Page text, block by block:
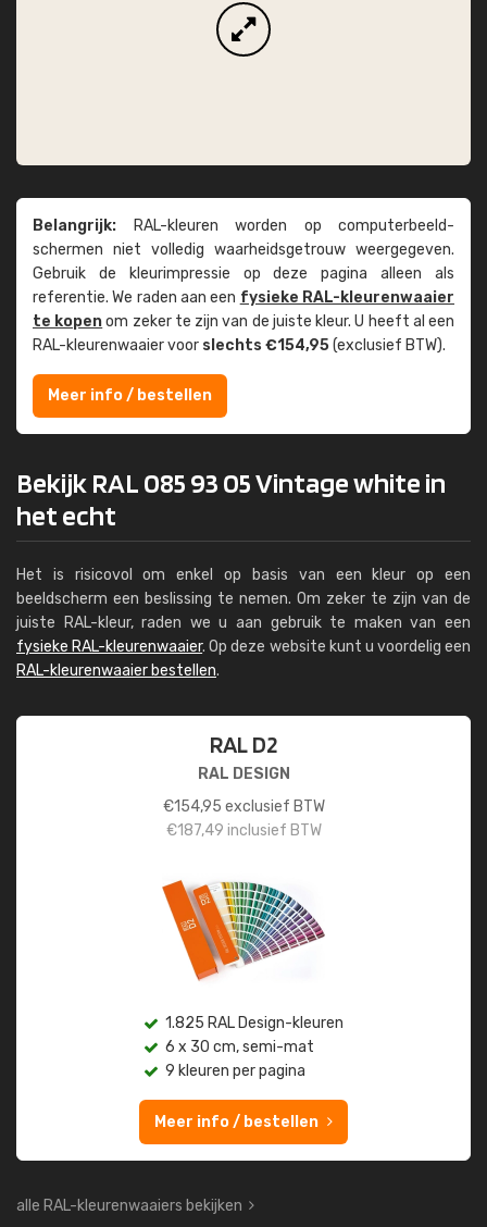
Belangrijk: RAL-kleuren worden op computer­beeld­
schermen niet volledig waarheids­­getrouw weer­gegeven.
Gebruik de kleur­impressie op deze pagina alleen als
referentie. We raden aan een fysieke RAL-kleuren­waaier
te kopenom zeker te zijn van de juiste kleur. U heeft al een
RAL-kleuren­waaier voor slechts €154,95(exclusief BTW).
Meer info / bestellen
Bekijk RAL 085 93 05 Vintage white in
het echt
Het is risicovol om enkel op basis van een kleur op een
beeldscherm een beslissing te nemen. Om zeker te zijn van de
juiste RAL-kleur, raden we u aan gebruik te maken van een
fysieke RAL-kleurenwaaier. Op deze website kunt u voordelig een
RAL-kleurenwaaier bestellen.
RAL D2
RAL DESIGN
€154,95 exclusief BTW
€187,49 inclusief BTW
1.825 RAL Design-kleuren
6 x 30 cm, semi-mat
9 kleuren per pagina
Meer info / bestellen
alle RAL-kleurenwaaiers bekijken